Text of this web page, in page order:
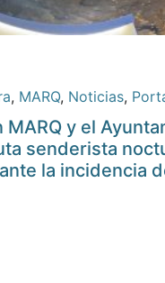
, MARQ, Noticias,
MARQ y el
senderista
la incidencia